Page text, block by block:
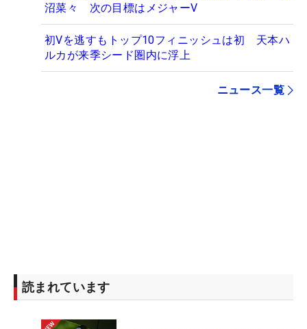
沼菜々 次の目標はメジャーV
初Vを逃すもトップ10フィニッシュは初 天本ハ
ルカが来季シード圏内に浮上
ニュース一覧
読まれています